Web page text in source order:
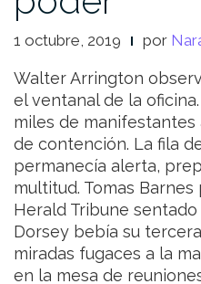
1 octubre, 2019 por
Walter Arrington
el ventanal de la
miles de
de contención. La fila
permanecía alerta,
multitud. Tomas
Herald Tribune
Dorsey bebía su
miradas fugaces a la
en la mesa de